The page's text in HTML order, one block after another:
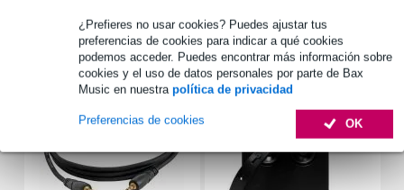
¿Prefieres no usar cookies? Puedes ajustar tus
preferencias de cookies para indicar a qué cookies
podemos acceder. Puedes encontrar más información sobre
cookies y el uso de datos personales por parte de Bax
Music en nuestra política de privacidad
OK
Preferencias de cookies
Accesorios (3)